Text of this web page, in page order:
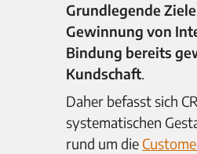
Grundlegende
Gewinnung von
Bindung bereits
Kundschaft.
Daher befasst sich
systematischen
rund um die